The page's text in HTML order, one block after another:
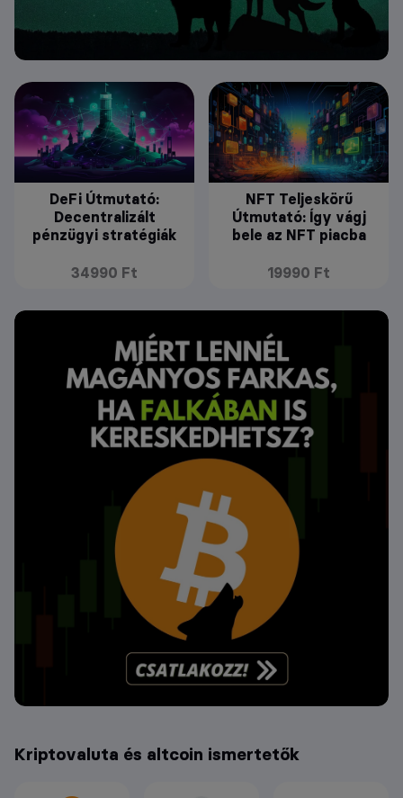
DeFi Útmutató:
Decentralizált
pénzügyi stratégiák
34990 Ft
NFT Teljeskörű
Útmutató: Így vágj
bele az NFT piacba
19990 Ft
Kriptovaluta és altcoin ismertetők